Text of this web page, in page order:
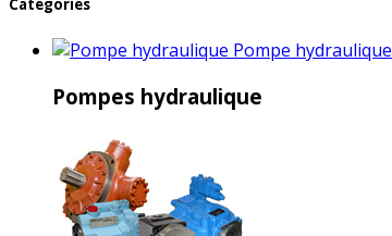
Categories
Pompe hydraulique
Pompes hydraulique